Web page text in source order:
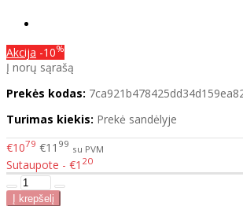
Akcija -10%
Į norų sąrašą
Prekės kodas:
Turimas kiekis: Prekė sandėlyje
€1079 €11 99 su PVM
Sutaupote - €1 20